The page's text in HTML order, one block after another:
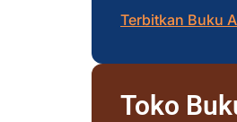
Terbitkan Buku
Toko